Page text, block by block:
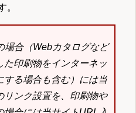
。
場合（Webカタログなど
た印刷物をインターネッ
する場合も含む）には当
リンク設置を、印刷物や